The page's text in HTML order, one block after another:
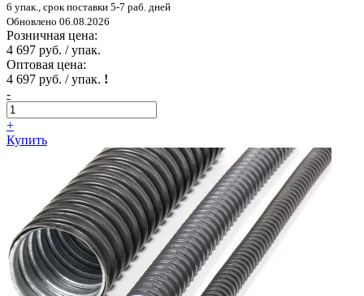
6 упак., срок поставки 5-7 раб. дней
Обновлено 06.08.2026
Розничная цена:
4 697 руб. / упак.
Оптовая цена:
4 697 руб. / упак. !
-
+
Купить